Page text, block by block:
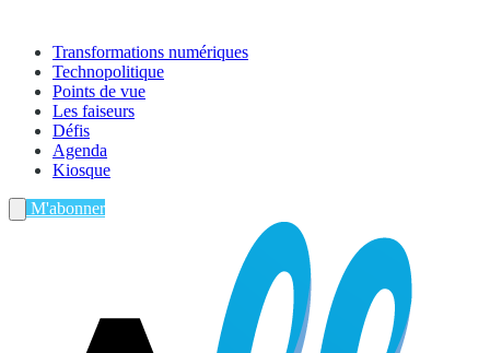
Transformations numériques
Technopolitique
Points de vue
Les faiseurs
Défis
Agenda
Kiosque
M'abonner